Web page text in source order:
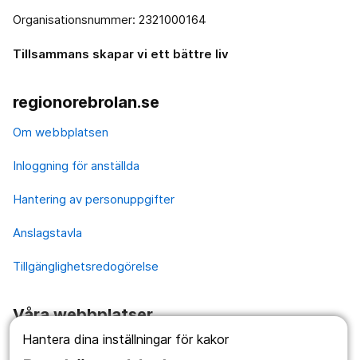
Hantera dina inställningar för kakor
Organisationsnummer: 2321000164
Tillsammans skapar vi ett bättre liv
regionorebrolan.se
Om webbplatsen
Inloggning för anställda
Hantering av personuppgifter
Anslagstavla
Tillgänglighetsredogörelse
Våra webbplatser
1177.se